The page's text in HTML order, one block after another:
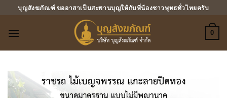
บุญสังฆภัณฑ์ ขออาสาเป็นสะพานบุญให้กับพี่น้องชาวพุทธทั่วไทยครับ
0